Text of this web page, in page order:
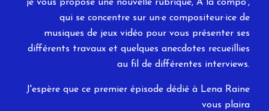
je vous propose une nouvelle rubrique, À la compo',
qui se concentre sur un·e compositeur·ice de
musiques de jeux vidéo pour vous présenter ses
différents travaux et quelques anecdotes recueillies
au fil de différentes interviews.
J'espère que ce premier épisode dédié à Lena Raine
vous plaira